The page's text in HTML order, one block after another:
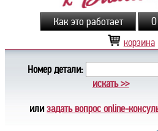
корзина
Номер детали:
искать >>
илизадать вопрос online-